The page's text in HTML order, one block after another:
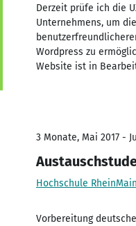
Derzeit prüfe ich die
Unternehmens, um
Wordpress zu
Website ist in
3 Monate, Mai 2017 -
Hochschule RheinMain
Vorbereitung